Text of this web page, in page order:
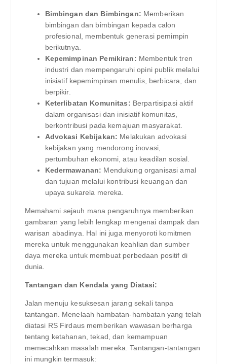
Bimbingan dan Bimbingan: Memberikan
bimbingan dan bimbingan kepada calon
profesional, membentuk generasi pemimpin
berikutnya.
Kepemimpinan Pemikiran: Membentuk tren
industri dan mempengaruhi opini publik melalui
inisiatif kepemimpinan menulis, berbicara, dan
berpikir.
Keterlibatan Komunitas: Berpartisipasi aktif
dalam organisasi dan inisiatif komunitas,
berkontribusi pada kemajuan masyarakat.
Advokasi Kebijakan: Melakukan advokasi
kebijakan yang mendorong inovasi,
pertumbuhan ekonomi, atau keadilan sosial.
Kedermawanan: Mendukung organisasi amal
dan tujuan melalui kontribusi keuangan dan
upaya sukarela mereka.
Memahami sejauh mana pengaruhnya memberikan
gambaran yang lebih lengkap mengenai dampak dan
warisan abadinya. Hal ini juga menyoroti komitmen
mereka untuk menggunakan keahlian dan sumber
daya mereka untuk membuat perbedaan positif di
dunia.
Tantangan dan Kendala yang Diatasi:
Jalan menuju kesuksesan jarang sekali tanpa
tantangan. Menelaah hambatan-hambatan yang telah
diatasi RS Firdaus memberikan wawasan berharga
tentang ketahanan, tekad, dan kemampuan
memecahkan masalah mereka. Tantangan-tantangan
ini mungkin termasuk: